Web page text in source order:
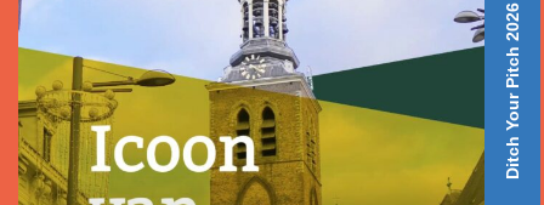
Ditch Your Pitch 2026